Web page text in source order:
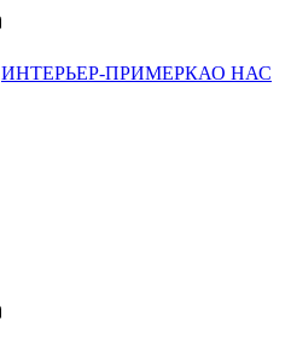
ИНТЕРЬЕР-ПРИМЕРКАО НАС